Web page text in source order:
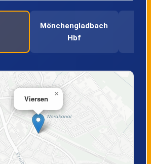
Mönchengladbach
Hbf
Viersen
×